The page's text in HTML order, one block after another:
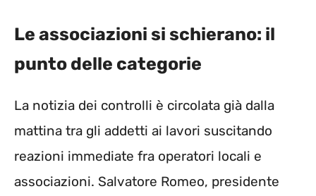
Le associazioni si schierano: il
punto delle categorie
La notizia dei controlli è circolata già dalla
mattina tra gli addetti ai lavori suscitando
reazioni immediate fra operatori locali e
associazioni. Salvatore Romeo, presidente